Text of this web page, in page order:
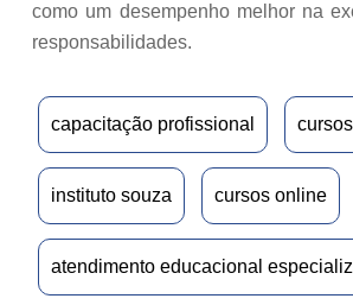
como um desempenho melhor na
responsabilidades.
capacitação profissional
instituto souza cursos online
atendimento educacional